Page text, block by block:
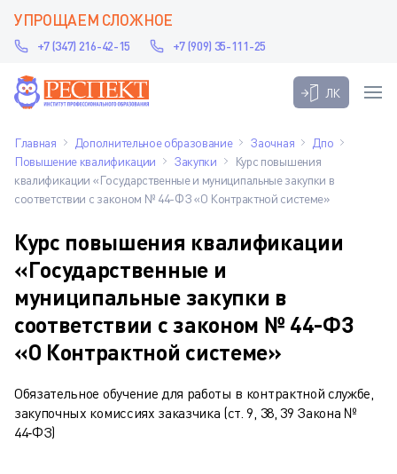
УПРОЩАЕМ СЛОЖНОЕ
+7 (347) 216-42-15 +7 (909) 35-111-25
ЛК
Главная Дополнительное образование Заочная
Дпо
Повышение квалификации
Закупки
Курс повышения
квалификации «Государственные и муниципальные закупки в
соответствии с законом № 44-ФЗ «О Контрактной системе»
Курс повышения квалификации
«Государственные и
муниципальные закупки в
соответствии с законом № 44-ФЗ
«О Контрактной системе»
Обязательное обучение для работы в контрактной службе,
закупочных комиссиях заказчика (ст. 9, 38, 39 Закона №
44‑ФЗ)